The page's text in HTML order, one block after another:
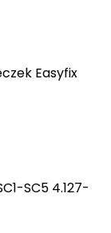
Easyfix
SC5 4.127-